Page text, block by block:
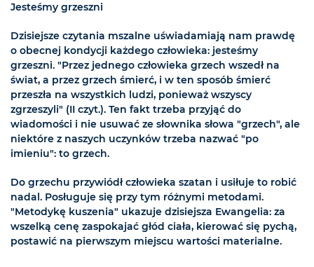
Jesteśmy grzeszni
Dzisiejsze czytania mszalne uświadamiają nam prawdę
o obecnej kondycji każdego człowieka: jesteśmy
grzeszni. "Przez jednego człowieka grzech wszedł na
świat, a przez grzech śmierć, i w ten sposób śmierć
przeszła na wszystkich ludzi, ponieważ wszyscy
zgrzeszyli" (II czyt.). Ten fakt trzeba przyjąć do
wiadomości i nie usuwać ze słownika słowa "grzech", ale
niektóre z naszych uczynków trzeba nazwać "po
imieniu": to grzech.
Do grzechu przywiódł człowieka szatan i usiłuje to robić
nadal. Posługuje się przy tym różnymi metodami.
"Metodykę kuszenia" ukazuje dzisiejsza Ewangelia: za
wszelką cenę zaspokajać głód ciała, kierować się pychą,
postawić na pierwszym miejscu wartości materialne.